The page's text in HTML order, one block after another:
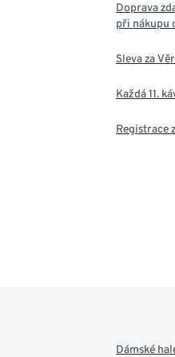
Doprava
při nákupu
Sleva za
Každá 11.
Registrace
Dámské